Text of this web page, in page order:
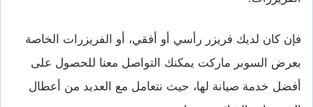
فإن كان لديك فريزر رأسي أو أفقي، أو الفريزرات الخاصة
بعرض السوبر ماركت يمكنك التواصل معنا للحصول على
أفضل خدمة صيانة لها، حيث نتعامل مع العديد من أعطال